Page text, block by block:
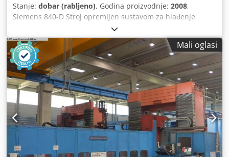
Stanje: dobar (rabljeno), Godina proizvodnje: 2008,
Siemens 840-D Stroj opremljen sustavom za hlađenje
vodom i uljem, namijenjen za dubinsko bušenje. Moguće
je dubinsko bušenje promjera 80 mm x duljine 600 mm.
Područja gibanja Pomak stola po osi X 4 000 mm Pomak
glave za bušenje po osi Y 2 500 mm Chedpfx Aszq Efdecwja
Hod vretena za bušenje po osi Z 500 mm Hod poprečne
grede po osi W 1 500 mm Radno područje Slobodni prolaz
između stupova 3250 mm Udaljenost između stola i donjeg
ruba vretena maks. 1 600 mm / min. 100 mm Površina za
stezanje stola 4 250 x 2 500 mm T-utor 12 komada, 22 mm,
razmak 200 mm Maksimalna težina obratka 18 000 kg
Brzine Brzi hod (pozicioniranje) po osima X, Y, Z 10 000
mm/min Kontinuirano podesivi pomak po osima X, Y 1 – 2
Mali oglasi